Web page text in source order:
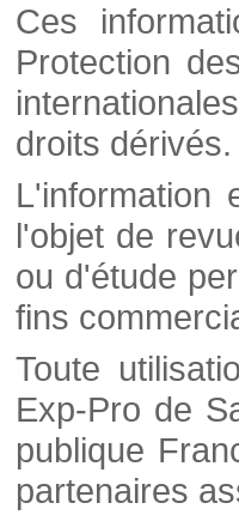
Ces
Protection
droits dérivés.
L'information
l'objet de
ou d'étude
fins
Toute
Exp-Pro de
publique
partenaires